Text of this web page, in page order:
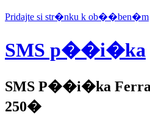
Pridajte si str�nku k ob��ben�m
SMS p��i�ka
SMS P��i�ka
250�